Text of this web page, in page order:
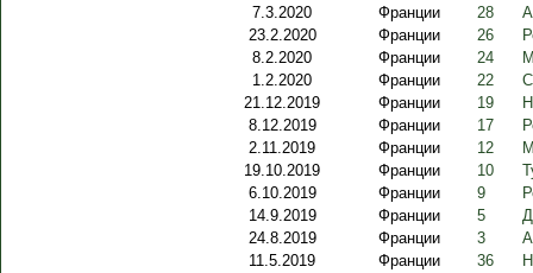
7.3.2020
Франции 28
23.2.2020
Франции 26
8.2.2020
Франции 24
1.2.2020
Франции 22
21.12.2019
Франции 19
8.12.2019
Франции 17
2.11.2019
Франции 12
19.10.2019
Франции 10
6.10.2019
Франции 9
14.9.2019
Франции 5
24.8.2019
Франции 3
11.5.2019
Франции 36